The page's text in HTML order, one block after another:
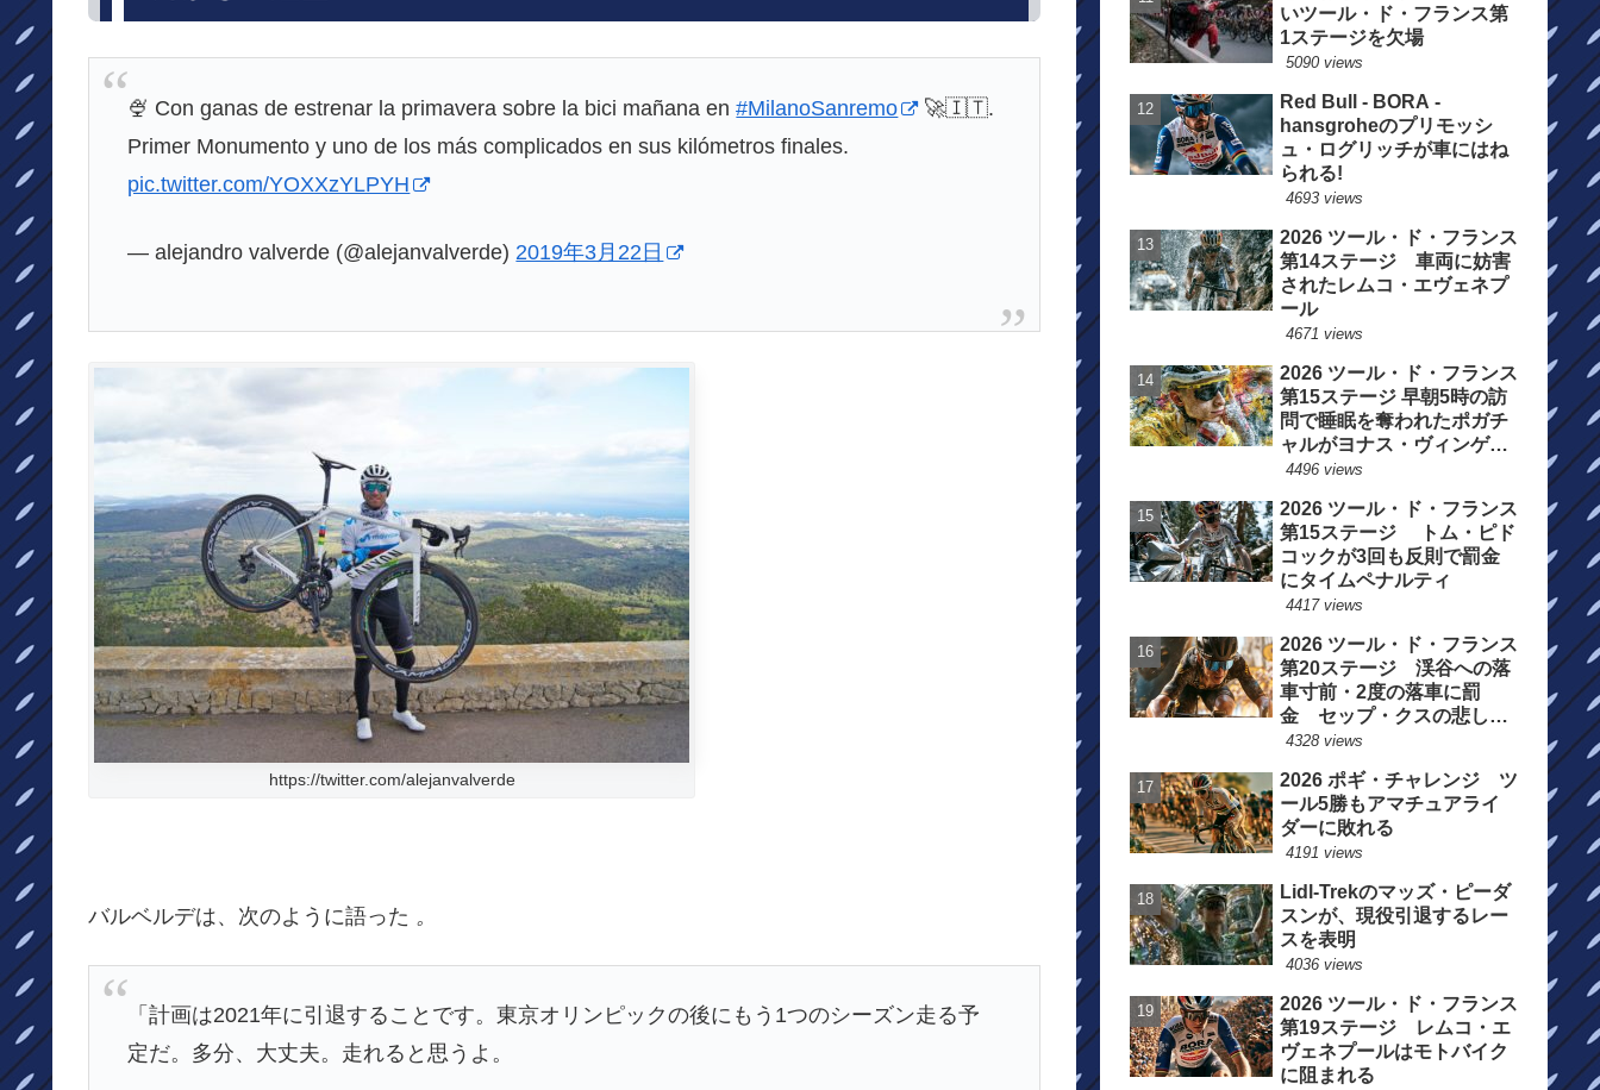
🍨 Con ganas de estrenar la primavera sobre la bici mañana en#MilanoSanremo
🚀🇮🇹.
Primer Monumento y uno de los más complicados en sus kilómetros finales.
pic.twitter.com/YOXXzYLPYH
— alejandro valverde (@alejanvalverde) 2019年3月22日
https://twitter.com/alejanvalverde
バルベルデは、次のように語った 。
「計画は2021年に引退することです。東京オリンピックの後にもう1つのシーズン走る予
定だ。多分、 大丈夫。走れると思うよ。
いツール・ド・フランス第
1ステージを欠場
5090 views
Red Bull - BORA -
hansgroheのプリモッシ
ュ・ログリッチが車にはね
られる!
4693 views
2026 ツール・ド・フランス
第14ステージ 車両に妨害
されたレムコ・エヴェネプ
ール
4671 views
2026 ツール・ド・フランス
第15ステージ 早朝5時の訪
問で睡眠を奪われたポガチ
ャルがヨナス・ヴィンゲゴ
ーの離脱を惜しむ
4496 views
2026 ツール・ド・フランス
第15ステージ トム・ピド
コックが3回も反則で罰金
にタイムペナルティ
4417 views
2026 ツール・ド・フランス
第20ステージ 渓谷への落
車寸前・2度の落車に罰
金 セップ・クスの悲しい
一日
4328 views
2026 ポギ・チャレンジ ツ
ール5勝もアマチュアライ
ダーに敗れる
4191 views
Lidl-Trekのマッズ・ピーダ
スンが、現役引退するレー
スを表明
4036 views
2026 ツール・ド・フランス
第19ステージ レムコ・エ
ヴェネプールはモトバイク
に阻まれる